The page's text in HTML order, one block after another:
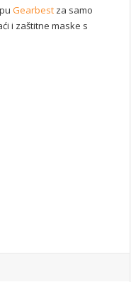
Gearbest za samo
i zaštitne maske s